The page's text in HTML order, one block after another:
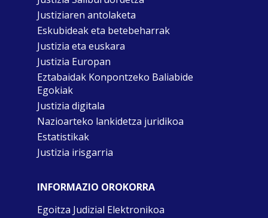
Justiziaren antolaketa
Eskubideak eta betebeharrak
Justizia eta euskara
Justizia Europan
Eztabaidak Konpontzeko Baliabide
Egokiak
Justizia digitala
Nazioarteko lankidetza juridikoa
Estatistikak
Justizia irisgarria
INFORMAZIO OROKORRA
Egoitza Judizial Elektronikoa